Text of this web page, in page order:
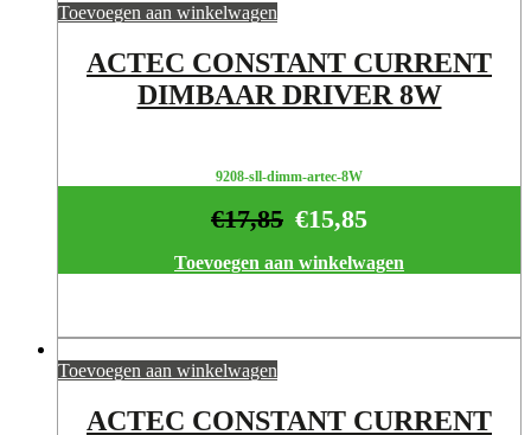
Toevoegen aan winkelwagen
ACTEC CONSTANT CURRENT
DIMBAAR DRIVER 8W
9208-sll-dimm-artec-8W
€15,85
€17,85
Toevoegen aan winkelwagen
Toevoegen aan winkelwagen
ACTEC CONSTANT CURRENT